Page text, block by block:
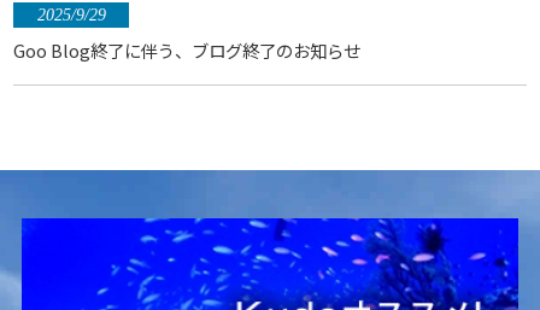
2025/9/29
Goo Blog終了に伴う、ブログ終了のお知らせ